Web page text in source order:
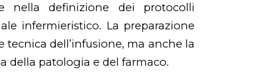
nella definizione dei protocolli
infermieristico. La preparazione
dell’infusione, ma anche la
della patologia e del farmaco.